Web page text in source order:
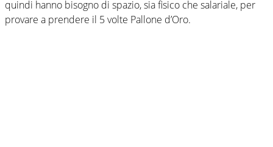
quindi hanno bisogno di spazio, sia fisico che salariale, per
provare a prendere il 5 volte Pallone d’Oro.